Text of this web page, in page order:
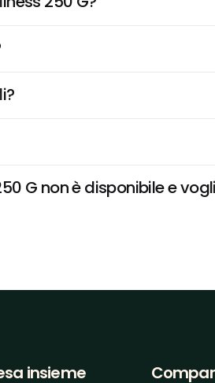
G non è disponibile e
insieme